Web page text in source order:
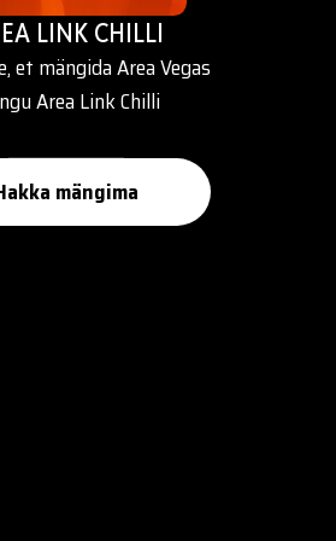
LINK CHILLI
et mängida Area Vegas
Area Link Chilli
mängima